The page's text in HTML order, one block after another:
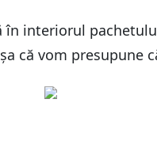
interiorul
că vom presupune